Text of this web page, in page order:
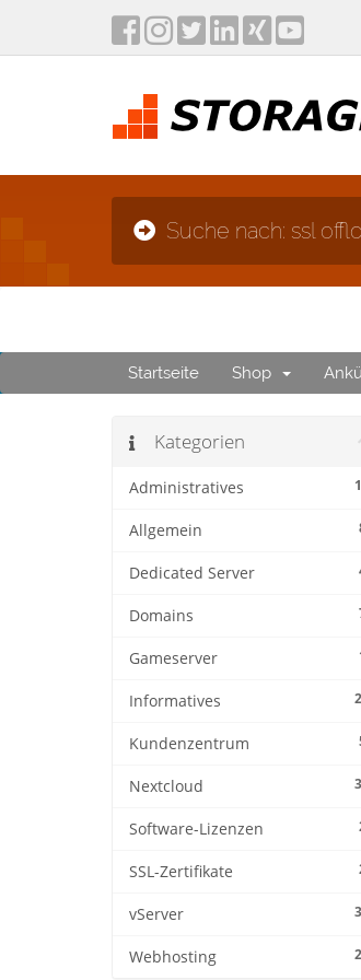
Suche nach: ssl
Startseite Shop
Kategorien
Administratives
Allgemein
Dedicated Server
Domains
Gameserver
Informatives
Kundenzentrum
Nextcloud
Software-Lizenzen
SSL-Zertifikate
vServer
Webhosting